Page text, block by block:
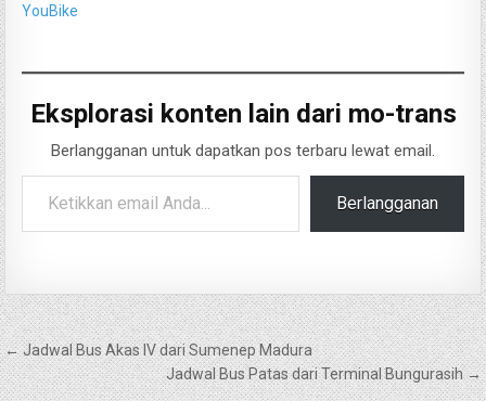
YouBike
Eksplorasi konten lain dari mo-trans
Berlangganan untuk dapatkan pos terbaru lewat email.
Ketikkan email Anda...
Berlangganan
Navigasi
pos
← Jadwal Bus Akas IV dari Sumenep Madura
Jadwal Bus Patas dari Terminal Bungurasih →